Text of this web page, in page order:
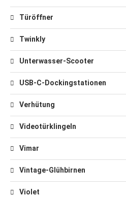
Türöffner
Twinkly
Unterwasser-Scooter
USB-C-Dockingstationen
Verhütung
Videotürklingeln
Vimar
Vintage-Glühbirnen
Violet